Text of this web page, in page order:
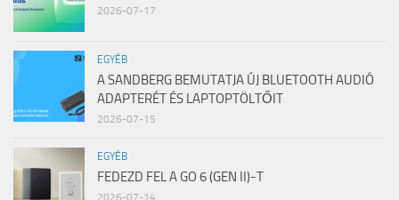
2026-07-17
EGYÉB
A SANDBERG BEMUTATJA ÚJ BLUETOOTH AUDIÓ
ADAPTERÉT ÉS LAPTOPTÖLTŐIT
2026-07-15
EGYÉB
FEDEZD FEL A GO 6 (GEN II)-T
2026-07-14